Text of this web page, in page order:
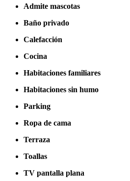
Admite mascotas
Baño privado
Calefacción
Cocina
Habitaciones familiares
Habitaciones sin humo
Parking
Ropa de cama
Terraza
Toallas
TV pantalla plana